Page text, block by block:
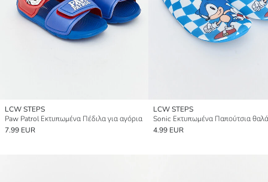
LCW STEPS
Paw Patrol Εκτυπωμένα Πέδιλα για αγόρια
7.99 EUR
LCW STEPS
4.99 EUR